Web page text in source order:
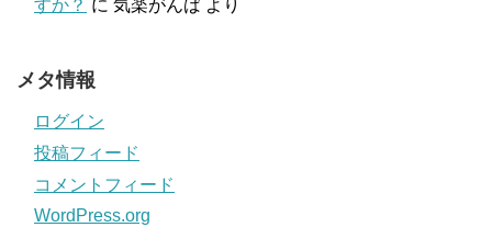
すか？ に 気楽がんば より
メタ情報
ログイン
投稿フィード
コメントフィード
WordPress.org